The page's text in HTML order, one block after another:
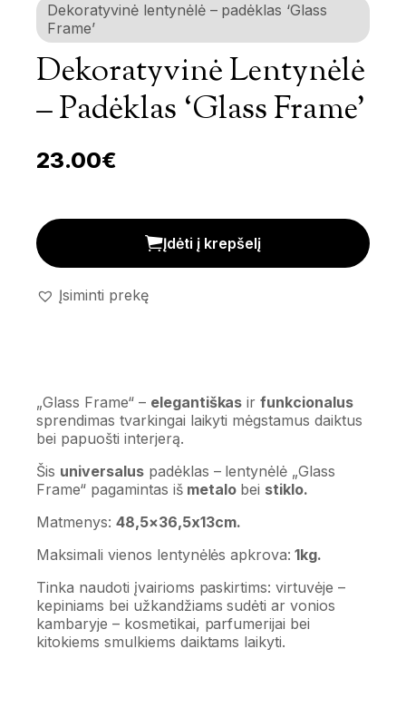
Dekoratyvinė lentynėlė – padėklas ‘Glass
Frame’
Dekoratyvinė Lentynėlė
– Padėklas ‘Glass Frame’
23.00€
Dekoratyvinė lentynėlė - padėklas 'Glass Frame'
Įdėti į krepšelį
Įsiminti prekę
„Glass Frame“ – elegantiškas irfunkcionalus
sprendimas tvarkingai laikyti mėgstamus daiktus
bei papuošti interjerą.
Šis universaluspadėklas – lentynėlė „Glass
Frame“ pagamintas išmetalobei stiklo.
Matmenys: 48,5×36,5x13cm.
Maksimali vienos lentynėlės apkrova: 1kg.
Tinka naudoti įvairioms paskirtims: virtuvėje –
kepiniams bei užkandžiams sudėti ar vonios
kambaryje – kosmetikai, parfumerijai bei
kitokiems smulkiems daiktams laikyti.